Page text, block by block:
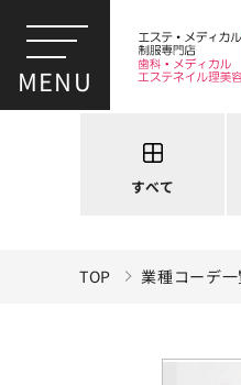
すべて
TOP 業種コーデ一